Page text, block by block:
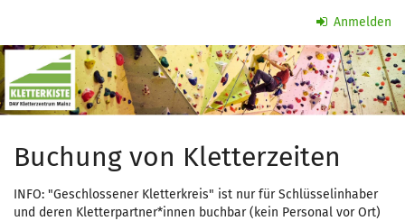
Inhalt
springen
Anmelden
Kletterzeit
Buchung von Kletterzeiten
INFO: "Geschlossener Kletterkreis" ist nur für Schlüsselinhaber
und deren Kletterpartner*innen buchbar (kein Personal vor Ort)